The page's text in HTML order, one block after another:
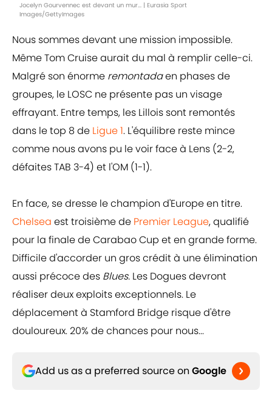
Jocelyn Gourvennec est devant un mur... | Eurasia Sport
Images/GettyImages
Nous sommes devant une mission impossible.
Même Tom Cruise aurait du mal à remplir celle-ci.
Malgré son énorme remontadaen phases de
groupes, le LOSC ne présente pas un visage
effrayant. Entre temps, les Lillois sont remontés
dans le top 8 de Ligue 1. L'équilibre reste mince
comme nous avons pu le voir face à Lens (2-2,
défaites TAB 3-4) et l'OM (1-1).
En face, se dresse le champion d'Europe en titre.
Chelsea est troisième de Premier League, qualifié
pour la finale de Carabao Cup et en grande forme.
Difficile d'accorder un gros crédit à une élimination
aussi précoce des Blues. Les Dogues devront
réaliser deux exploits exceptionnels. Le
déplacement à Stamford Bridge risque d'être
douloureux. 20% de chances pour nous...
Add us as a preferred source on Google